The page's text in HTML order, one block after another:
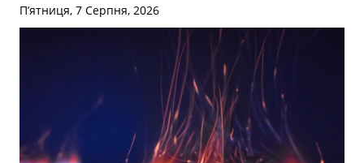
П’ятниця, 7 Серпня, 2026